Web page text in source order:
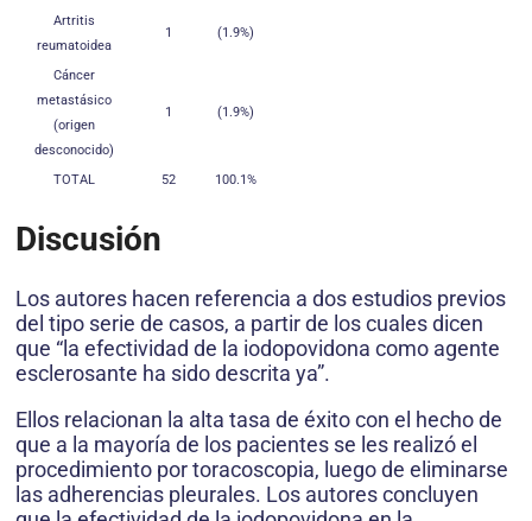
Artritis
reumatoidea
1 (1.9%)
Cáncer
metastásico
(origen
desconocido)
1 (1.9%)
TOTAL 52 100.1%
Discusión
Los autores hacen referencia a dos estudios previos
del tipo serie de casos, a partir de los cuales dicen
que “la efectividad de la iodopovidona como agente
esclerosante ha sido descrita ya”.
Ellos relacionan la alta tasa de éxito con el hecho de
que a la mayoría de los pacientes se les realizó el
procedimiento por toracoscopia, luego de eliminarse
las adherencias pleurales. Los autores concluyen